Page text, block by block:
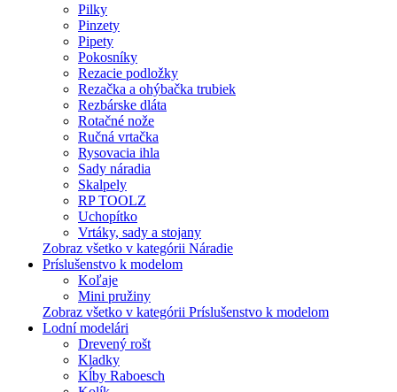
Pilky
Pinzety
Pipety
Pokosníky
Rezacie podložky
Rezačka a ohýbačka trubiek
Rezbárske dláta
Rotačné nože
Ručná vrtačka
Rysovacia ihla
Sady náradia
Skalpely
RP TOOLZ
Uchopítko
Vrtáky, sady a stojany
Zobraz všetko v kategórii Náradie
Príslušenstvo k modelom
Koľaje
Mini pružiny
Zobraz všetko v kategórii Príslušenstvo k modelom
Lodní modelári
Drevený rošt
Kladky
Kĺby Raboesch